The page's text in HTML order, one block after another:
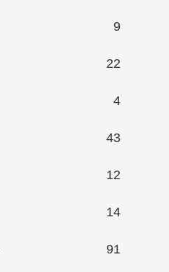
9
22
4
43
12
14
91